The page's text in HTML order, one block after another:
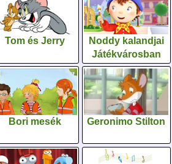
Tom és Jerry
Noddy kalandjai
Játékvárosban
Bori mesék Geronimo Stilton